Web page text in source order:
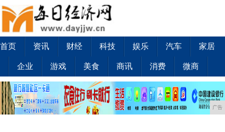
首页 资讯 财经 科技 娱乐 汽车 家居
企业 游戏 美食 商讯 消费 微商
广告